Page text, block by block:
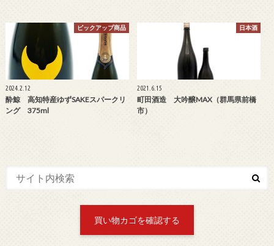
ピックアップ商品
2024.2.12
酔鯨 高知特産ゆずSAKEスパークリ
ング 375ml
日本酒
2021.6.15
町田酒造 大吟醸MAX（群馬県前橋
市）
買い物カゴを確認する